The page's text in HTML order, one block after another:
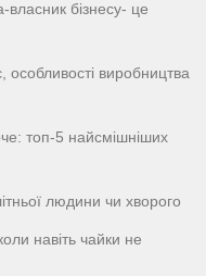
власник бізнесу- це
виробництва
топ-5 найсмішніших
людини чи хворого
навіть чайки не